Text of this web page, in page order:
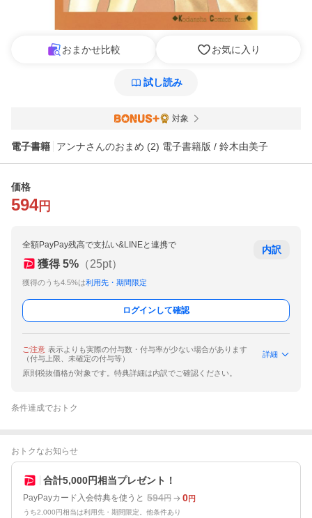
おまかせ比較 お気に入り
試し読み
対象
電子書籍 アンナさんのおまめ (2) 電子書籍版 / 鈴木由美子
価格
594円
全額PayPay残高で支払い&LINEと連携で
獲得 5% （25pt）
獲得のうち4.5%は利用先・期間限定
内訳
ログインして確認
ご注意 表示よりも実際の付与数・付与率が少ない場合があります
（付与上限、未確定の付与等）
詳細
原則税抜価格が対象です。特典詳細は内訳でご確認ください。
条件達成でおトク
おトクなお知らせ
合計5,000円相当プレゼント！
PayPayカード入会特典を使うと 594円 0円
うち2,000円相当は利用先・期間限定。他条件あり